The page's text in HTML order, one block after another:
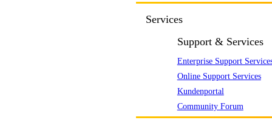
Services
Support & Services
Enterprise Support
Online Support Services
Kundenportal
Community Forum